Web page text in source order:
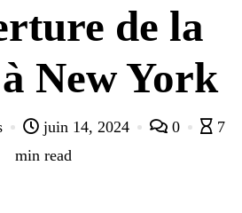
de la
New York
juin 14, 2024 0
7
min read